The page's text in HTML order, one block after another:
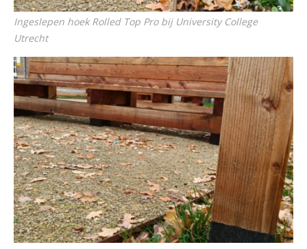
Ingeslepen hoek Rolled Top Pro bij University College
Utrecht